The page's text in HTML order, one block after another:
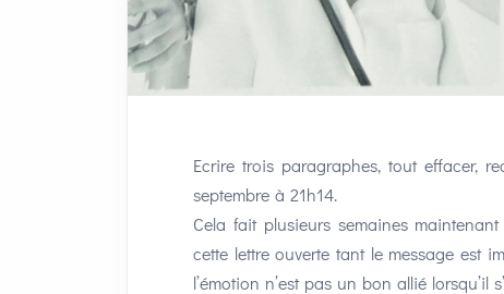
Ecrire trois paragraphes, tout effacer,
septembre à 21h14.
Cela fait plusieurs semaines
cette lettre ouverte tant le message est
l’émotion n’est pas un bon allié lorsqu’il